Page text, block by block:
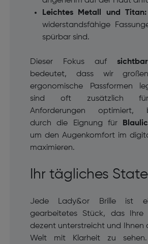
Leichtes Metall und Titan:
widerstandsfähige
spürbar sind.
Dieser Fokus auf
bedeutet, dass wir
ergonomische Passformen
sind oft zusätzlich
Anforderungen optimiert,
durch die Eignung für
um den Augenkomfort im
maximieren.
Ihr tägliches
Jede Lady&or Brille ist
gearbeitetes Stück, das Ihre
dezent unterstreicht und Ihnen
Welt mit Klarheit zu